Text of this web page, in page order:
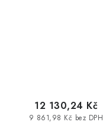
9 861,98 Kč bez DPH
12 130,24 Kč